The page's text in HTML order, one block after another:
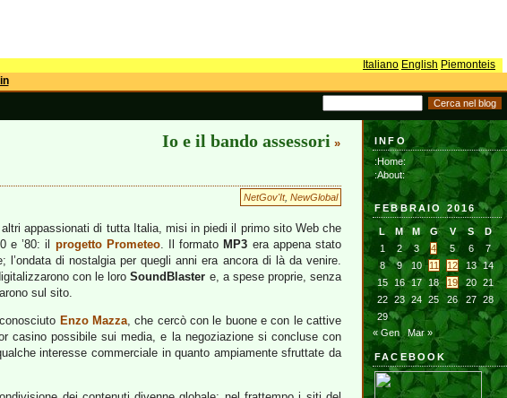
Italiano English Piemonteis
Io e il bando assessori »
NetGov'It, NewGlobal
appassionati di tutta Italia, misi in piedi il primo sito Web che
e ’80: il progetto Prometeo. Il formato MP3 era appena stato
di nostalgia per quegli anni era ancora di là da venire.
con le loroSoundBlaster e, a spese proprie, senza
sul sito.
Enzo Mazza, che cercò con le buone e con le cattive
casino possibile sui media, e la negoziazione si concluse con
interesse commerciale in quanto ampiamente sfruttate da
INFO
:Home:
:About:
FEBBRAIO 2016
L M M G V S
D
1
2 3 4 5 6
7
8
9 10 11 12 13
14
15
16 17 18 19 20
21
22
23 24 25 26 27
28
29
« Gen
Mar »
FACEBOOK